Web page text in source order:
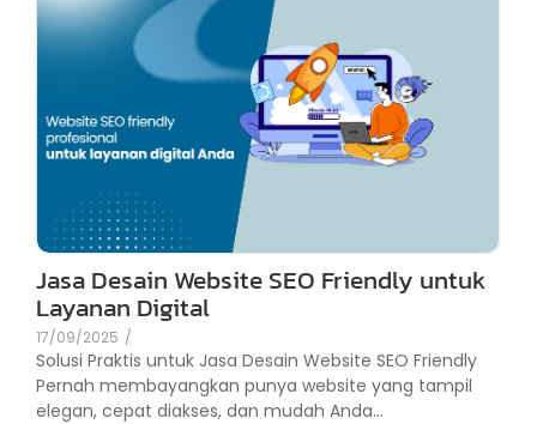
Jasa Desain Website SEO Friendly untuk
Layanan Digital
17/09/2025 /
Solusi Praktis untuk Jasa Desain Website SEO Friendly
Pernah membayangkan punya website yang tampil
elegan, cepat diakses, dan mudah Anda...